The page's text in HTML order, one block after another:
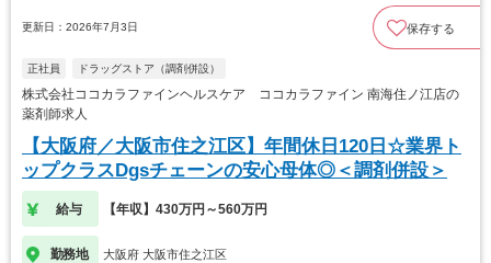
更新日：2026年7月3日 保存する
正社員 ドラッグストア（調剤併設）
株式会社ココカラファインヘルスケア ココカラファイン 南海住ノ江店の
薬剤師求人
【大阪府／大阪市住之江区】年間休日120日☆業界ト
ップクラスDgsチェーンの安心母体◎＜調剤併設＞
給与 【年収】430万円～560万円
勤務地 大阪府 大阪市住之江区